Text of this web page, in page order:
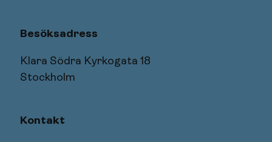
Besöksadress
Klara Södra Kyrkogata 18
Stockholm
Kontakt